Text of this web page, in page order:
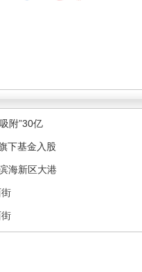
附”30亿
下基金入股
海新区大港